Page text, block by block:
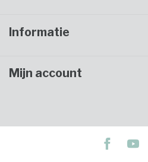
Informatie
Mijn account